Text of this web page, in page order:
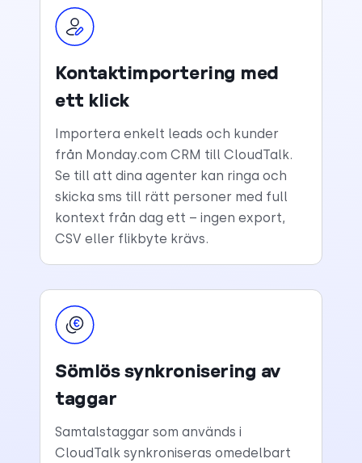
Kontaktimportering med
ett klick
Importera enkelt leads och kunder
från Monday.com CRM till CloudTalk.
Se till att dina agenter kan ringa och
skicka sms till rätt personer med full
kontext från dag ett – ingen export,
CSV eller flikbyte krävs.
Sömlös synkronisering av
taggar
Samtalstaggar som används i
CloudTalk synkroniseras omedelbart